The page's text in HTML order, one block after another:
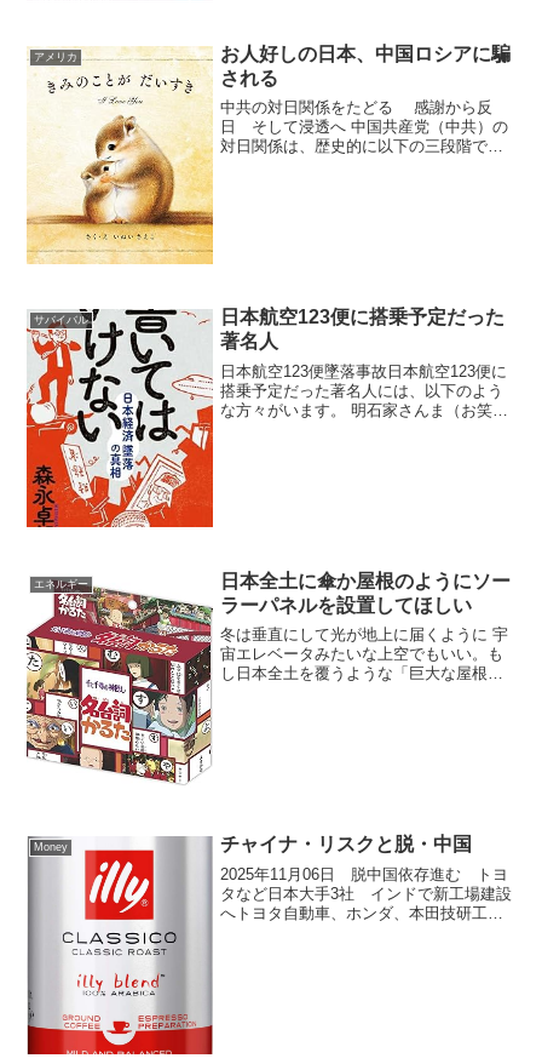
アメリカ
お人好しの日本、中国ロシアに騙
される
中共の対日関係をたどる 感謝から反
日 そして浸透へ 中国共産党（中共）の
対日関係は、歴史的に以下の三段階で変
サバイバル
日本航空123便に搭乗予定だった
著名人
日本航空123便墜落事故日本航空123便に
搭乗予定だった著名人には、以下のよう
な方々がいます。 明石家さんま（お笑い
エネルギー
日本全土に傘か屋根のようにソー
ラーパネルを設置してほしい
冬は垂直にして光が地上に届くように 宇
宙エレベータみたいな上空でもいい。も
し日本全土を覆うような「巨大な屋根型
Money チャイナ・リスクと脱・中国
2025年11月06日 脱中国依存進む トヨ
タなど日本大手3社 インドで新工場建設
へトヨタ自動車、ホンダ、本田技研工